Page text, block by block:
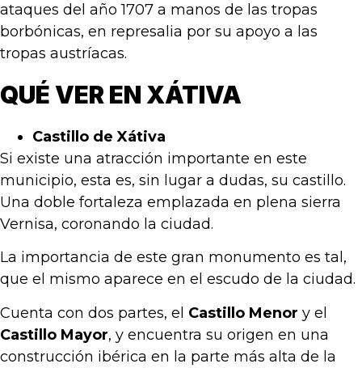
ataques del año 1707 a manos de las tropas
borbónicas, en represalia por su apoyo a las
tropas austríacas.
QUÉ VER EN XÁTIVA
Castillo de Xátiva
Si existe una atracción importante en este
municipio, esta es, sin lugar a dudas, su castillo.
Una doble fortaleza emplazada en plena sierra
Vernisa, coronando la ciudad.
La importancia de este gran monumento es tal,
que el mismo aparece en el escudo de la ciudad.
Cuenta con dos partes, el Castillo Menor y el
Castillo Mayor, y encuentra su origen en una
construcción ibérica en la parte más alta de la